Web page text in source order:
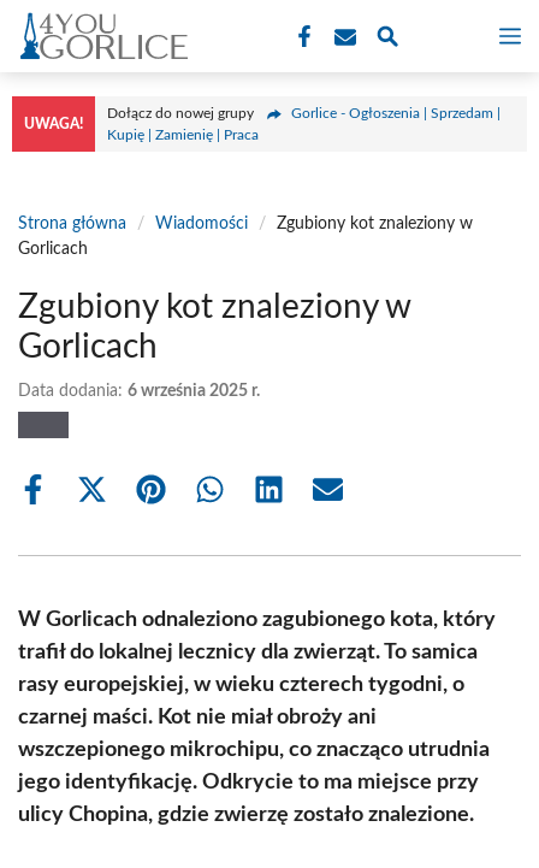
Przejdź
treści
UWAGA!
Dołącz do nowej grupy
Gorlice - Ogłoszenia | Sprzedam |
Kupię | Zamienię | Praca
Strona główna / Wiadomości /
Zgubiony kot znaleziony w
Gorlicach
Zgubiony kot znaleziony w
Gorlicach
Data dodania: 6 września 2025 r.
Share
Share
(Twitter)
Share Share Share Share
W Gorlicach odnaleziono zagubionego kota, który
trafił do lokalnej lecznicy dla zwierząt. To samica
rasy europejskiej, w wieku czterech tygodni, o
czarnej maści. Kot nie miał obroży ani
wszczepionego mikrochipu, co znacząco utrudnia
jego identyfikację. Odkrycie to ma miejsce przy
ulicy Chopina, gdzie zwierzę zostało znalezione.